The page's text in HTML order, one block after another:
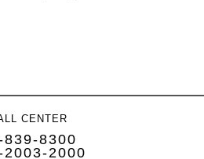
CENTER
839-8300
2003-2000